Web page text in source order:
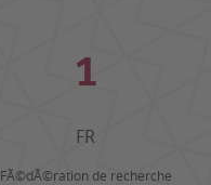
1
FR
FÃ©dÃ©ration de recherche